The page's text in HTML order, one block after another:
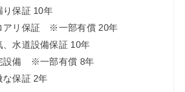
り保証 10年
アリ保証 ※一部有償 20年
、水道設備保証 10年
設備 ※一部有償 8年
な保証 2年